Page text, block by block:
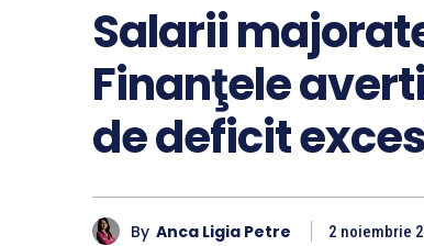
Salarii
Finanţele
de deficit
By Anca Ligia Petre 2 noiembrie